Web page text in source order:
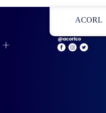
ACORL